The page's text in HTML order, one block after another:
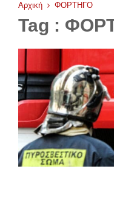
Αρχική ΦΟΡΤΗΓΟ
Tag :